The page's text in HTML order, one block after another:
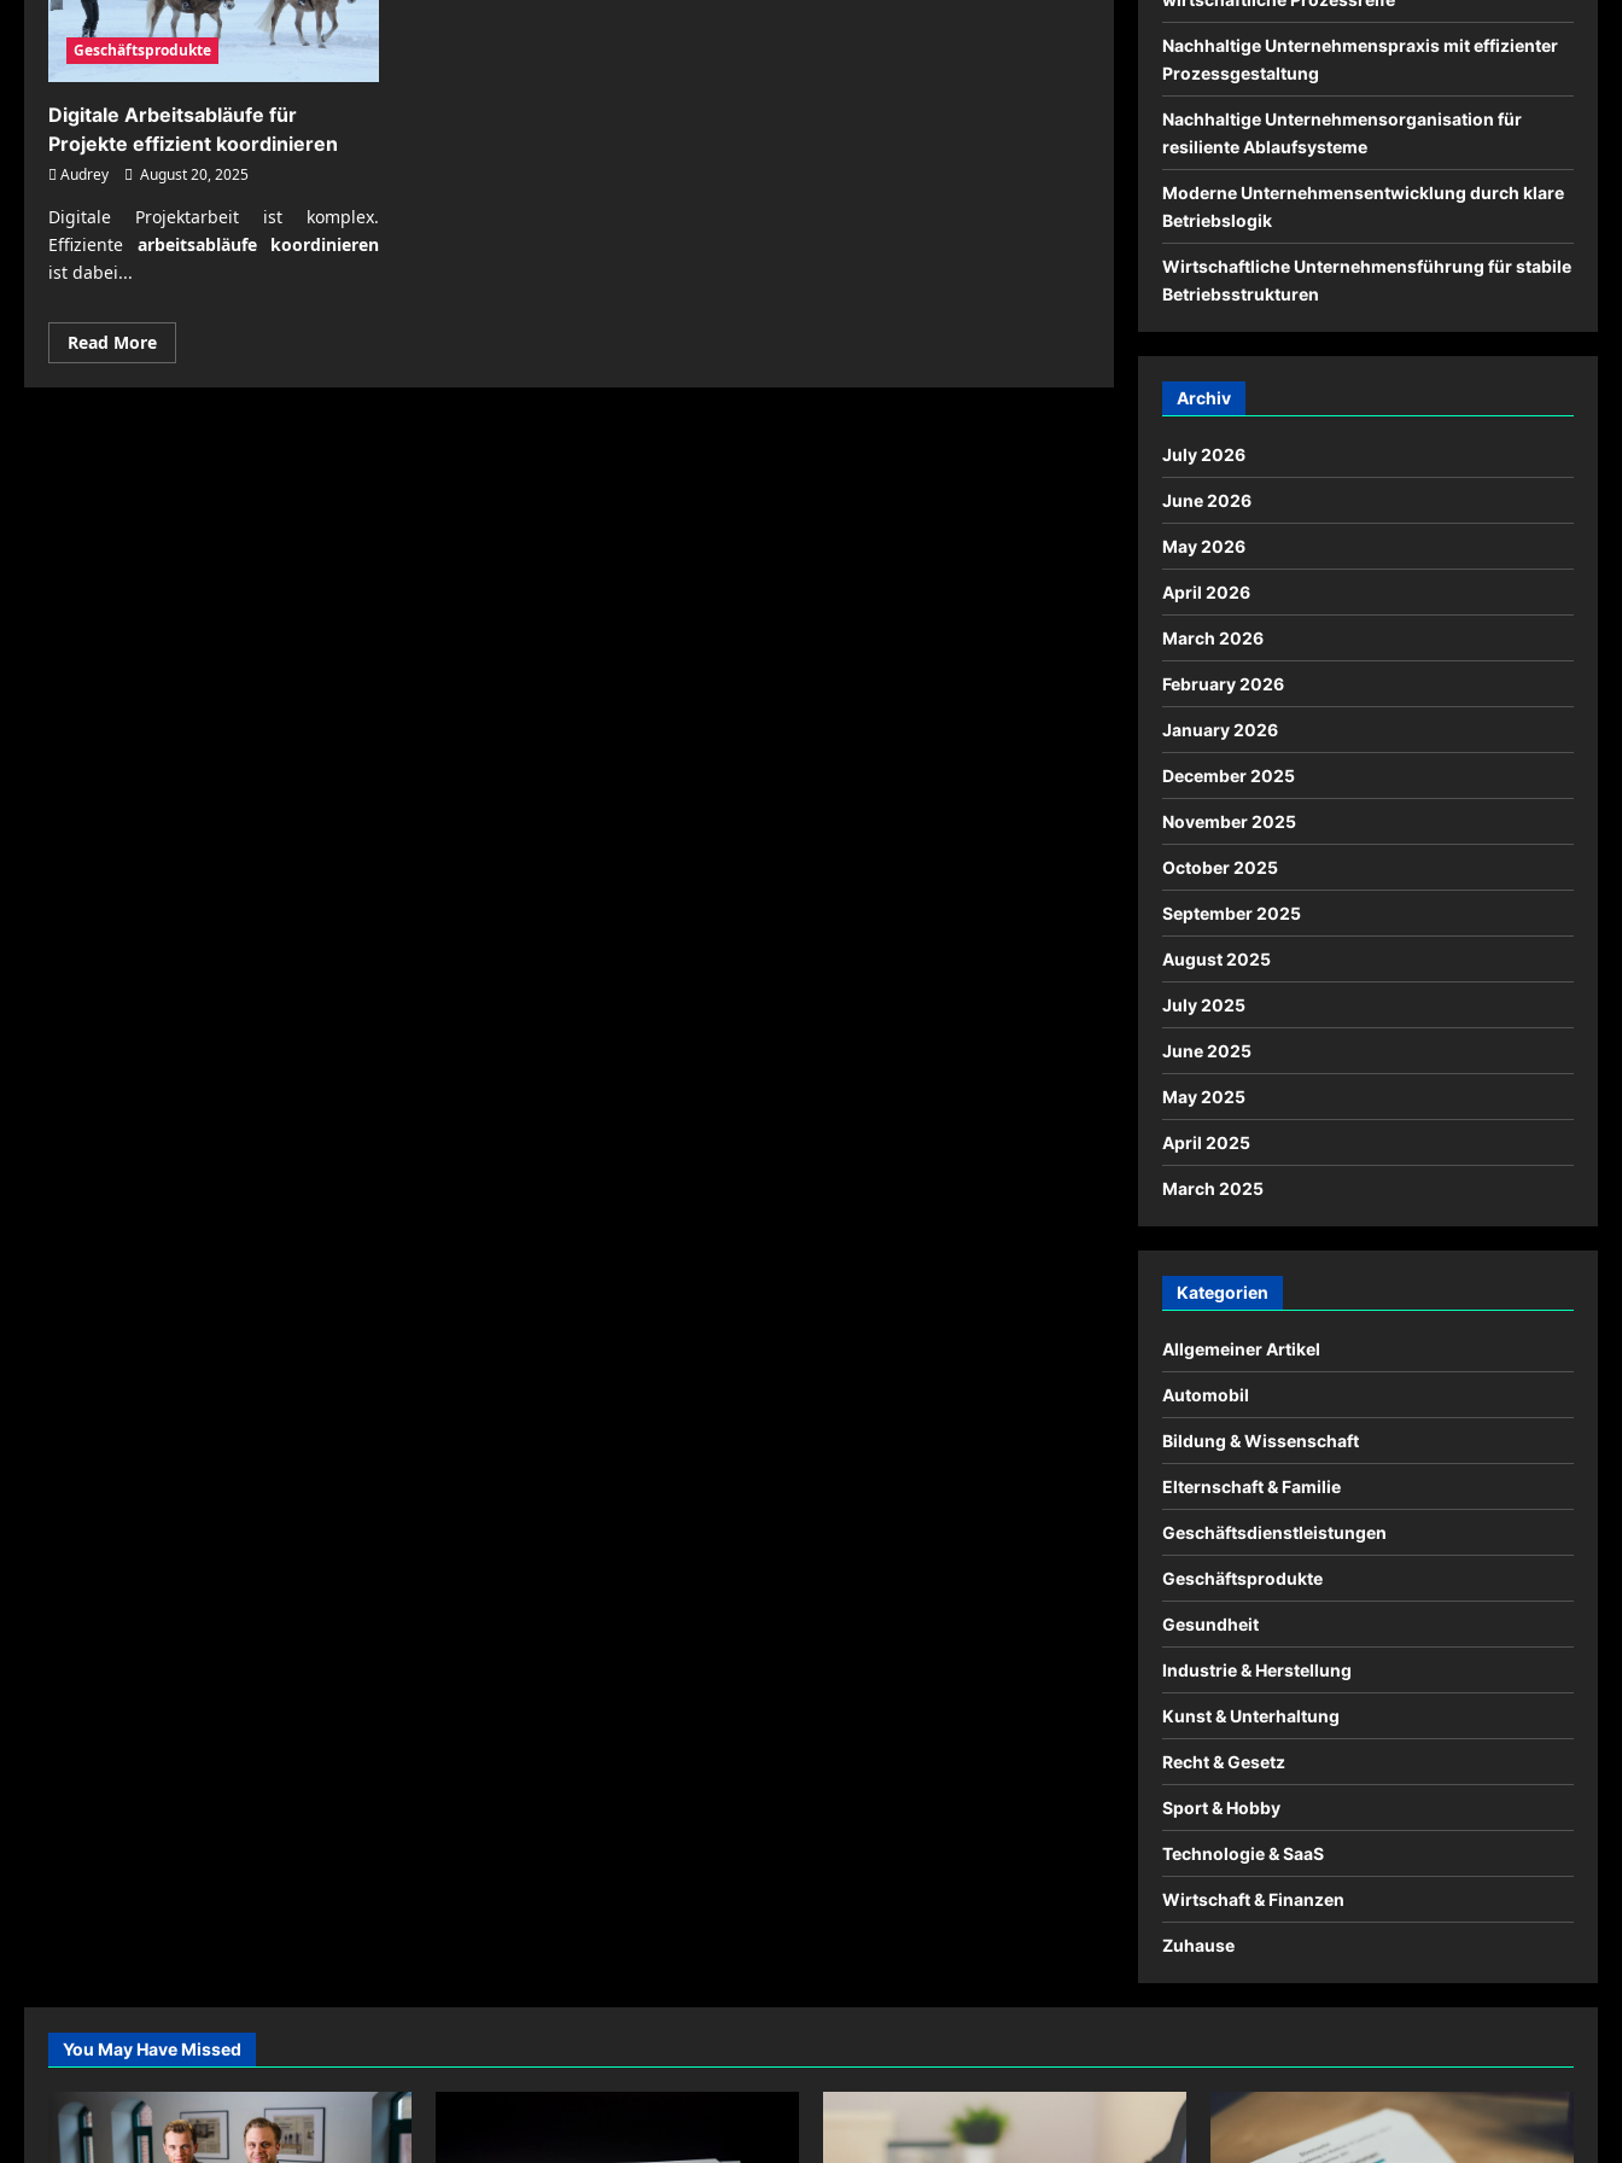
Geschäftsprodukte
Digitale Arbeitsabläufe für
Projekte effizient koordinieren
Audrey August 20, 2025
Digitale Projektarbeit ist komplex.
Effiziente arbeitsabläufe koordinieren
ist dabei...
Read MoreRead
more
Digitale
Nachhaltige Unternehmenspraxis mit effizienter
Prozessgestaltung
Nachhaltige Unternehmensorganisation für
resiliente Ablaufsysteme
Moderne Unternehmensentwicklung durch klare
Betriebslogik
Wirtschaftliche Unternehmensführung für stabile
Betriebsstrukturen
Archiv
July 2026
June 2026
May 2026
April 2026
March 2026
February 2026
January 2026
December 2025
November 2025
October 2025
September 2025
August 2025
July 2025
June 2025
May 2025
April 2025
March 2025
Kategorien
Allgemeiner Artikel
Automobil
Bildung & Wissenschaft
Elternschaft & Familie
Geschäftsdienstleistungen
Geschäftsprodukte
Gesundheit
Industrie & Herstellung
Kunst & Unterhaltung
Recht & Gesetz
Sport & Hobby
Technologie & SaaS
Wirtschaft & Finanzen
Zuhause
You May Have Missed